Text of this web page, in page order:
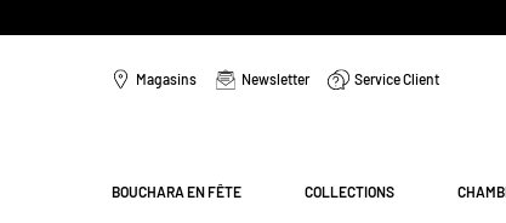
Magasins Newsletter Service Client
BOUCHARA EN FÊTE COLLECTIONS